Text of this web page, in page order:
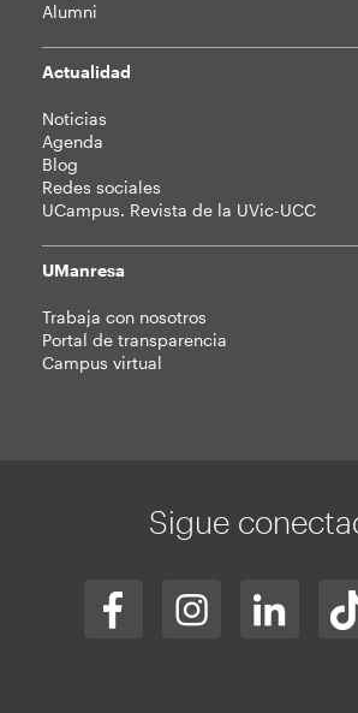
Alumni
Actualidad
Noticias
Agenda
Blog
Redes sociales
UCampus. Revista de la UVic-UCC
UManresa
Trabaja con nosotros
Portal de transparencia
Campus virtual
Sigue